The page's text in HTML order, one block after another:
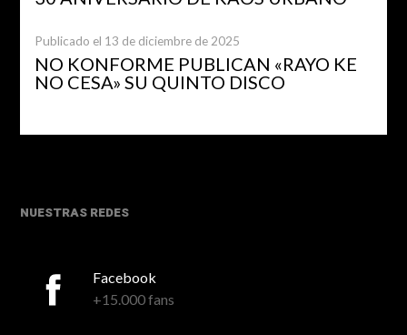
Publicado el 13 de diciembre de 2025
NO KONFORME PUBLICAN «RAYO KE
NO CESA» SU QUINTO DISCO
NUESTRAS REDES
Facebook
+15.000 fans